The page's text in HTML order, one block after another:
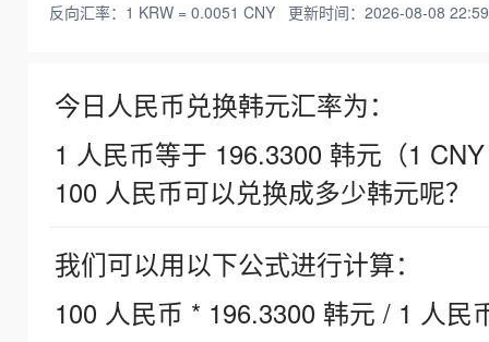
反向汇率：1 KRW = 0.0051 CNY 更新时间：2026-08-08
今日人民币兑换韩元汇率为：
1 人民币等于 196.3300 韩元（1
100 人民币可以兑换成多少韩元呢？
我们可以用以下公式进行计算：
100 人民币 * 196.3300 韩元 / 1 人民